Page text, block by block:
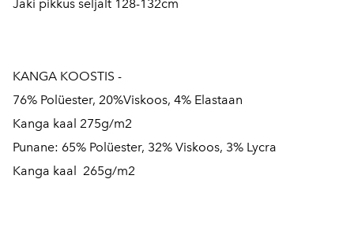
Jaki pikkus seljalt 128-132cm
KANGA KOOSTIS -
76% Polüester, 20%Viskoos, 4% Elastaan
Kanga kaal 275g/m2
Punane: 65% Polüester, 32% Viskoos, 3% Lycra
Kanga kaal 265g/m2